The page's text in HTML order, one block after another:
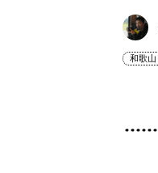
和歌山